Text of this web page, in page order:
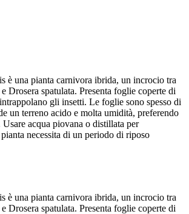
è una pianta carnivora ibrida, un incrocio tra
Drosera spatulata. Presenta foglie coperte di
gli insetti. Le foglie sono spesso di
un terreno acido e molta umidità, preferendo
acqua piovana o distillata per
necessita di un periodo di riposo
è una pianta carnivora ibrida, un incrocio tra
Drosera spatulata. Presenta foglie coperte di